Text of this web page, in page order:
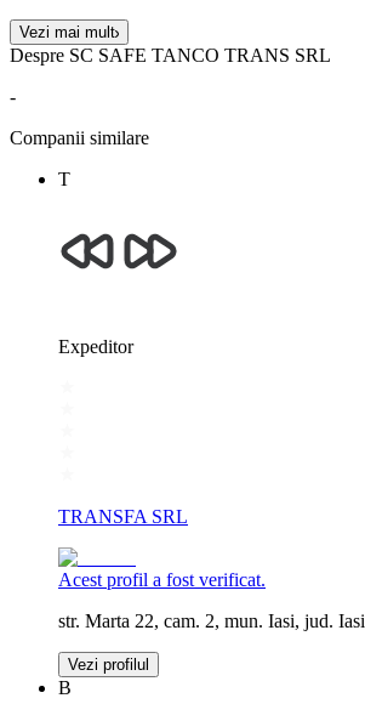
Vezi mai mult
Despre SC SAFE TANCO TRANS SRL
-
Companii similare
T
Expeditor
TRANSFA SRL
Acest profil a fost verificat.
str. Marta 22, cam. 2, mun. Iasi, jud. Iasi
Vezi profilul
B